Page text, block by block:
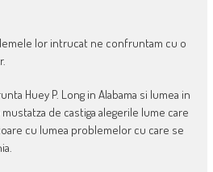
lor intrucat ne confruntam cu o
Huey P. Long in Alabama si lumea in
de castiga alegerile lume care
cu lumea problemelor cu care se